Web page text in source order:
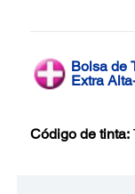
Bolsa de
Extra
Código de tinta: